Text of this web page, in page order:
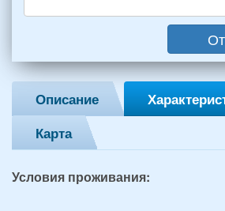
и
2
детей
(возраст
и
лет):
Описание
Карта
Условия проживания: